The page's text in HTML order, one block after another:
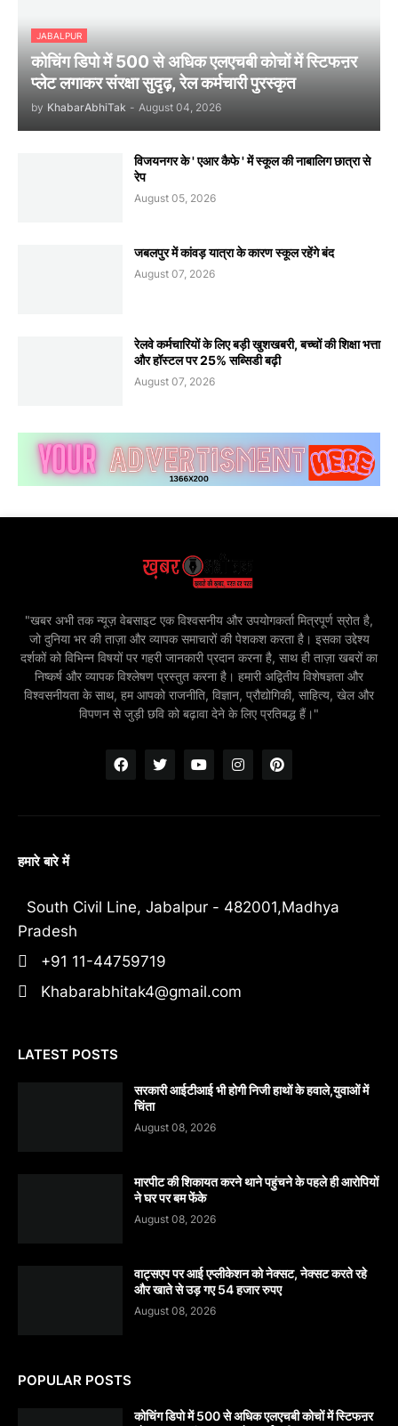
JABALPUR
कोचिंग डिपो में 500 से अधिक एलएचबी कोचों में स्टिफऩर
प्लेट लगाकर संरक्षा सुदृढ़, रेल कर्मचारी पुरस्कृत
by KhabarAbhiTak - August 04, 2026
विजयनगर के ' एआर कैफे ' में स्कूल की नाबालिग छात्रा से
रेप
August 05, 2026
जबलपुर में कांवड़ यात्रा के कारण स्कूल रहेंगे बंद
August 07, 2026
रेलवे कर्मचारियों के लिए बड़ी खुशखबरी, बच्चों की शिक्षा भत्ता
और हॉस्टल पर 25% सब्सिडी बढ़ी
August 07, 2026
"खबर अभी तक न्यूज़ वेबसाइट एक विश्वसनीय और उपयोगकर्ता मित्रपूर्ण स्रोत है,
जो दुनिया भर की ताज़ा और व्यापक समाचारों की पेशकश करता है। इसका उद्देश्य
दर्शकों को विभिन्न विषयों पर गहरी जानकारी प्रदान करना है, साथ ही ताज़ा खबरों का
निष्कर्ष और व्यापक विश्लेषण प्रस्तुत करना है। हमारी अद्वितीय विशेषज्ञता और
विश्वसनीयता के साथ, हम आपको राजनीति, विज्ञान, प्रौद्योगिकी, साहित्य, खेल और
विपणन से जुड़ी छवि को बढ़ावा देने के लिए प्रतिबद्ध हैं।"
हमारे बारे में
South Civil Line, Jabalpur - 482001,Madhya
Pradesh
+91 11-44759719
Khabarabhitak4@gmail.com
LATEST POSTS
सरकारी आईटीआई भी होगी निजी हाथों के हवाले,युवाओं में
चिंता
August 08, 2026
मारपीट की शिकायत करने थाने पहुंचने के पहले ही आरोपियों
ने घर पर बम फेंके
August 08, 2026
वाट्सएप पर आई एप्लीकेशन को नेक्सट, नेक्सट करते रहे
और खाते से उड़ गए 54 हजार रुपए
August 08, 2026
POPULAR POSTS
कोचिंग डिपो में 500 से अधिक एलएचबी कोचों में स्टिफऩर